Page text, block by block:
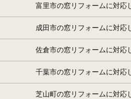
富里市の窓リフォームに対応
成田市の窓リフォームに対応
佐倉市の窓リフォームに対応
千葉市の窓リフォームに対応
芝山町の窓リフォームに対応